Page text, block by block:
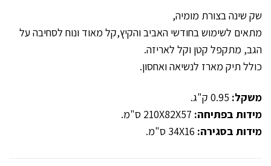
שק שינה בצורת מומיה,
מתאים לשימוש בחודשי האביב והקיץ,קל מאוד ונוח לסחיבה על
הגב, מתקפל קטן וקל לאריזה.
כולל תיק מארז לנשיאה ואחסון.
משקל:
מידות בפתיחה:
מידות בסגירה: